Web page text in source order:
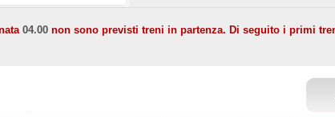
04.00 non sono previsti treni in partenza. Di seguito i primi